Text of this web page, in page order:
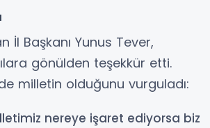
Başkanı Yunus Tever,
gönülden teşekkür etti.
milletin olduğunu vurguladı:
nereye işaret ediyorsa biz